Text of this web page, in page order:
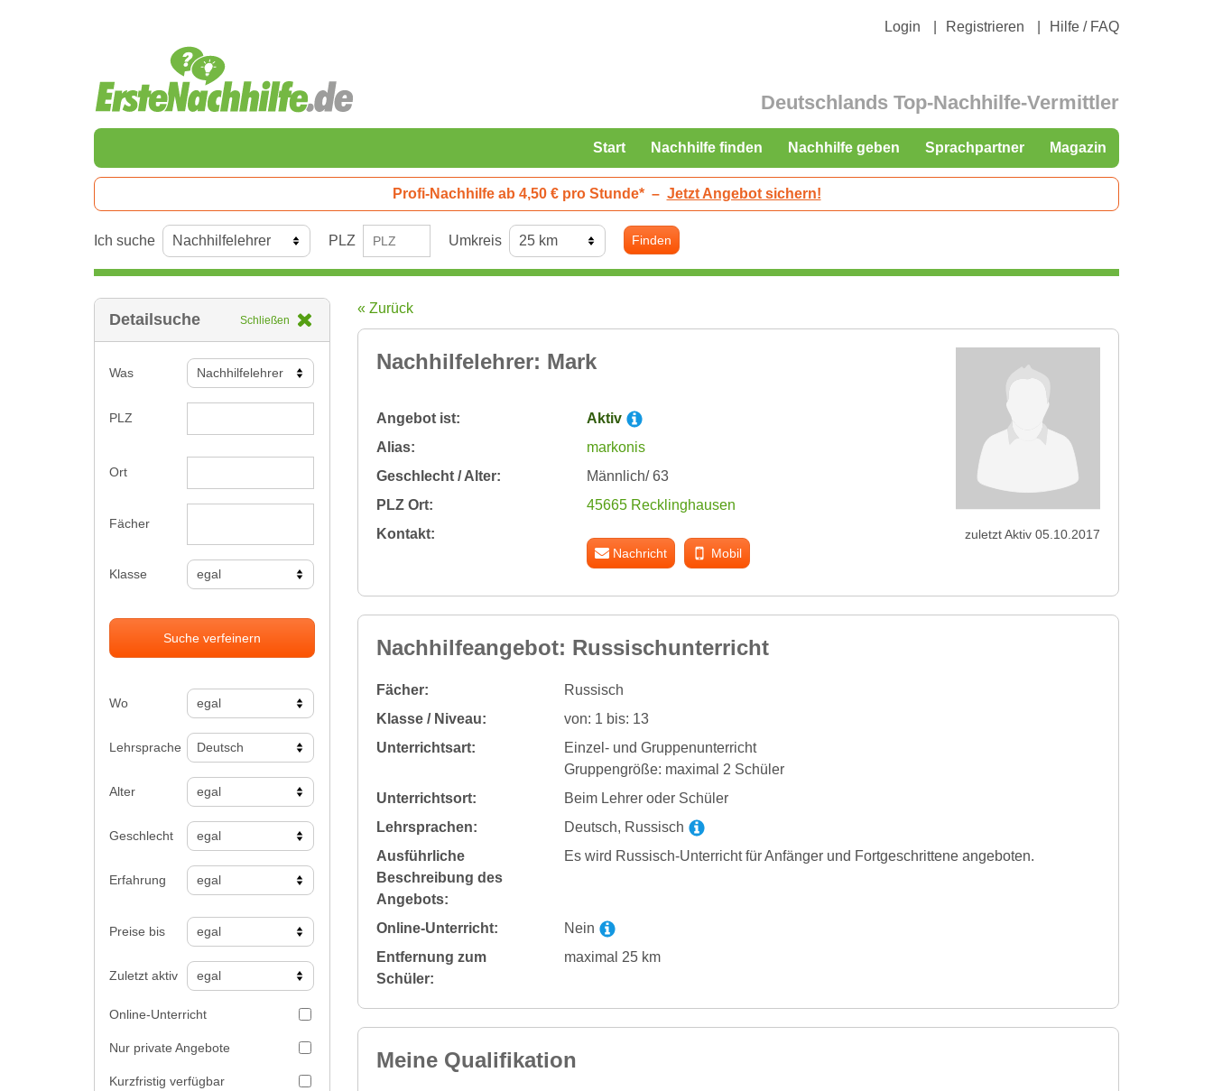
Login Registrieren Hilfe / FAQ
Deutschlands Top-Nachhilfe-Vermittler
Start Nachhilfe finden Nachhilfe geben Sprachpartner Magazin
Profi-Nachhilfe ab 4,50 € pro Stunde* – Jetzt Angebot sichern!
Ich suche PLZ Umkreis Finden
Detailsuche Schließen
Was
PLZ
Ort
Fächer
Klasse
Suche verfeinern
Wo
Lehrsprache
Alter
Geschlecht
Erfahrung
Preise bis
Zuletzt aktiv
Online-Unterricht
Nur private Angebote
Kurzfristig verfügbar
« Zurück
Nachhilfelehrer: Mark
Angebot ist:
Aktiv
Alias:
markonis
Geschlecht / Alter:
Männlich/ 63
PLZ Ort:
45665 Recklinghausen
Kontakt:
Nachricht Mobil
zuletzt Aktiv 05.10.2017
Nachhilfeangebot: Russischunterricht
Fächer:
Russisch
Klasse / Niveau:
von: 1 bis: 13
Unterrichtsart:
Einzel- und Gruppenunterricht
Gruppengröße: maximal 2 Schüler
Unterrichtsort:
Beim Lehrer oder Schüler
Lehrsprachen:
Deutsch, Russisch
Ausführliche
Beschreibung des
Angebots:
Es wird Russisch-Unterricht für Anfänger und Fortgeschrittene angeboten.
Online-Unterricht:
Nein
Entfernung zum
Schüler:
maximal 25 km
Meine Qualifikation